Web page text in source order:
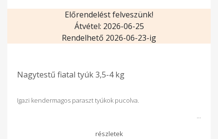
Előrendelést felveszünk!
Átvétel: 2026-06-25
Rendelhető 2026-06-23-ig
Nagytestű fiatal tyúk 3,5-4 kg
Igazi kendermagos paraszt tyúkok pucolva.